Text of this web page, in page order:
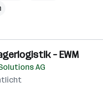
– EWM
AG